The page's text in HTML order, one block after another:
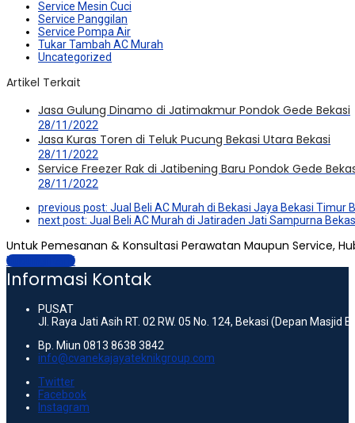
Service Mesin Cuci
Service Panggilan
Service Pompa Air
Tukar Tambah AC Murah
Uncategorized
Artikel Terkait
Jasa Gulung Dinamo di Jatimakmur Pondok Gede Bekasi
28/11/2022
Jasa Kuras Toren di Teluk Pucung Bekasi Utara Bekasi
28/11/2022
Service Freezer Rak di Jatibening Baru Pondok Gede
28/11/2022
previous post: Jual Beli AC Murah di Bekasi Jaya Bekasi Timur
next post: Jual Beli AC Murah di Jatiraden Jati Sampurna
Untuk Pemesanan & Konsultasi Perawatan Maupun Service,
Hubungi Kami
Informasi Kontak
PUSAT
Jl. Raya Jati Asih RT. 02 RW. 05 No. 124, Bekasi (Depan Masjid
Bp. Miun 0813 8638 3842
info@cvanekajayateknikgroup.com
Twitter
Facebook
Instagram